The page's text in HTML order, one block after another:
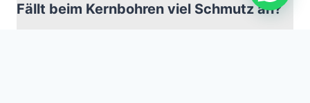
Fällt beim Kernbohren viel Schmutz an?